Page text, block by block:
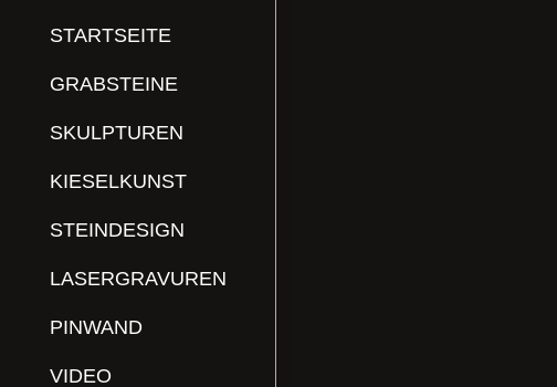
STARTSEITE
GRABSTEINE
SKULPTUREN
KIESELKUNST
STEINDESIGN
LASERGRAVUREN
PINWAND
VIDEO